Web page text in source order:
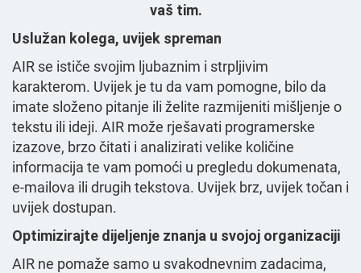
vaš tim.
Uslužan kolega, uvijek spreman
AIR se ističe svojim ljubaznim i strpljivim
karakterom. Uvijek je tu da vam pomogne, bilo da
imate složeno pitanje ili želite razmijeniti mišljenje o
tekstu ili ideji. AIR može rješavati programerske
izazove, brzo čitati i analizirati velike količine
informacija te vam pomoći u pregledu dokumenata,
e-mailova ili drugih tekstova. Uvijek brz, uvijek točan i
uvijek dostupan.
Optimizirajte dijeljenje znanja u svojoj organizaciji
AIR ne pomaže samo u svakodnevnim zadacima,